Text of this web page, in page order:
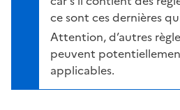
ce sont ces dernières
Attention, d’autres
peuvent
applicables.